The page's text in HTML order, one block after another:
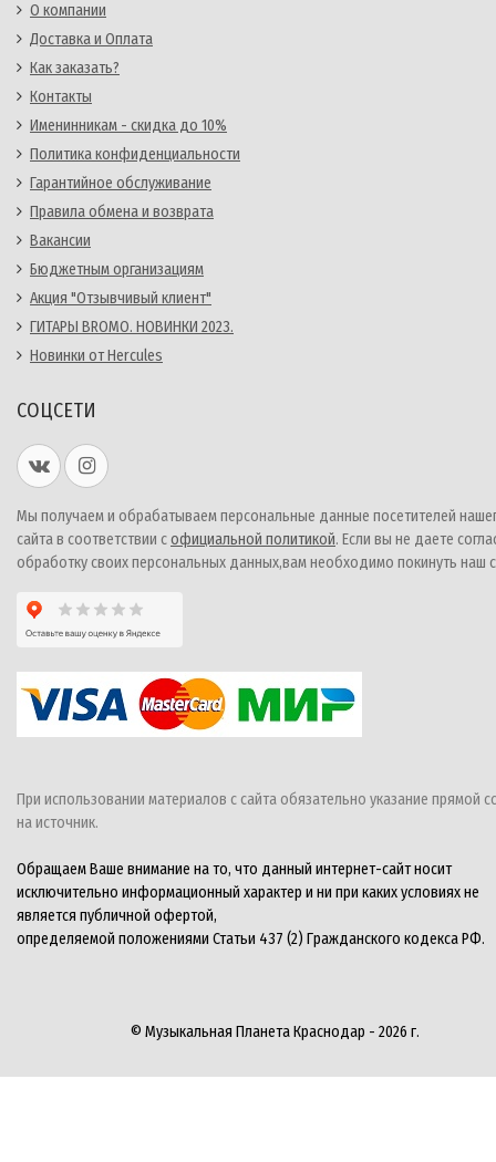
О компании
Доставка и Оплата
Как заказать?
Контакты
Именинникам - скидка до 10%
Политика конфиденциальности
Гарантийное обслуживание
Правила обмена и возврата
Вакансии
Бюджетным организациям
Акция "Отзывчивый клиент"
ГИТАРЫ BROMO. НОВИНКИ 2023.
Новинки от Hercules
СОЦСЕТИ
Мы получаем и обрабатываем персональные данные посетителей
сайта в соответствии софициальной политикой. Если вы не даете
обработку своих персональных данных,вам необходимо покинуть наш
При использовании материалов с сайта обязательно указание прямой
на источник.
Обращаем Ваше внимание на то, что данный интернет-сайт носит
исключительно информационный характер и ни при каких условиях не
является публичной офертой,
определяемой положениями Статьи 437 (2) Гражданского кодекса РФ.
© Музыкальная Планета Краснодар - 2026 г.